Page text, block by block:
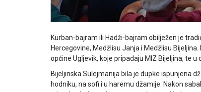
Kurban-bajram ili Hadži-bajram obilježen je
Hercegovine, Medžlisu Janja i Medžlisu
općine Ugljevik, koje pripadaju MIZ Bijeljina, te
Bijeljinska Sulejmanija bila je dupke ispunjena
hodniku, na sofi i u haremu džamije. Nakon